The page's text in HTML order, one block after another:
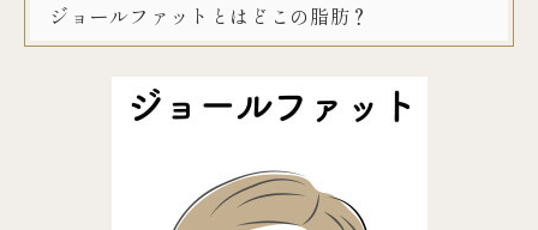
ジョールファットとはどこの脂肪？